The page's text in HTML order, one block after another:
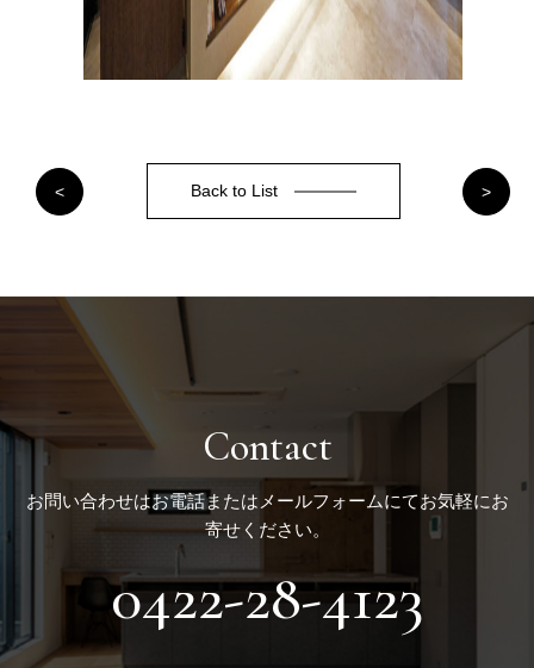
< Back to List >
Contact
お問い合わせはお電話またはメールフォームにてお気軽にお
寄せください。
0422-28-4123